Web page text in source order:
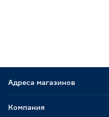
Адреса магазинов
Компания